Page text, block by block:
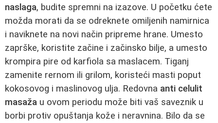
naslaga, budite spremni na izazove. U početku ćete
možda morati da se odreknete omiljenih namirnica
i naviknete na novi način pripreme hrane. Umesto
zaprške, koristite začine i začinsko bilje, a umesto
krompira pire od karfiola sa maslacem. Tiganj
zamenite rernom ili grilom, koristeći masti poput
kokosovog i maslinovog ulja. Redovna anti celulit
masaža u ovom periodu može biti vaš saveznik u
borbi protiv opuštanja kože i neravnina. Bilo da se